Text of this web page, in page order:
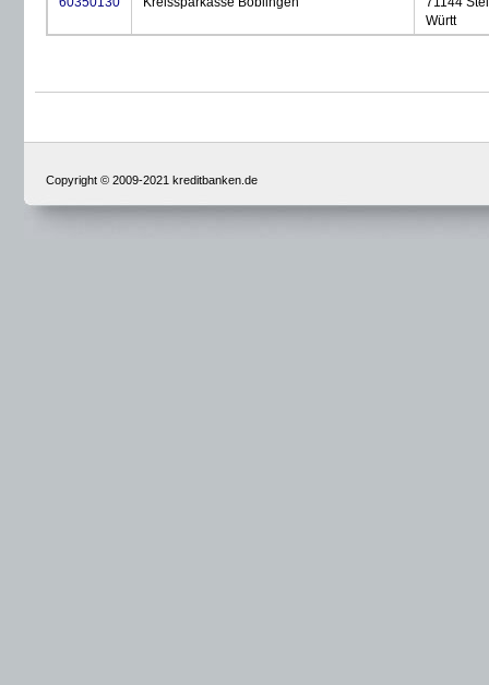
Württ
Copyright © 2009-2021 kreditbanken.de